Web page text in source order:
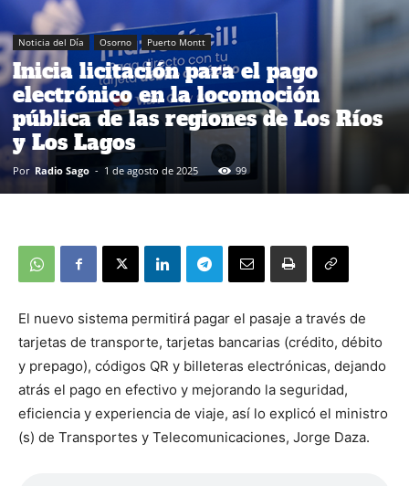
Noticia del Día Osorno Puerto Montt
Inicia licitación para el pago
electrónico en la locomoción
pública de las regiones de Los Ríos
y Los Lagos
Por Radio Sago - 1 de agosto de 2025 99
El nuevo sistema permitirá pagar el pasaje a través de
tarjetas de transporte, tarjetas bancarias (crédito, débito
y prepago), códigos QR y billeteras electrónicas, dejando
atrás el pago en efectivo y mejorando la seguridad,
eficiencia y experiencia de viaje, así lo explicó el ministro
(s) de Transportes y Telecomunicaciones, Jorge Daza.